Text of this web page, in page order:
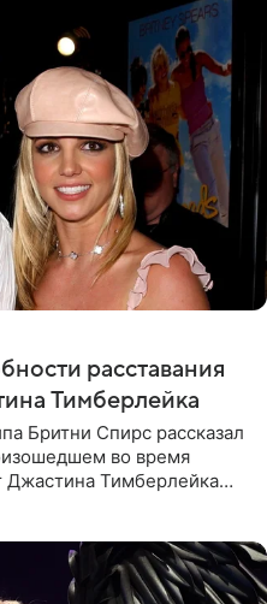
расставания
Тимберлейка
Бритни Спирс рассказал
во время
Джастина Тимберлейка